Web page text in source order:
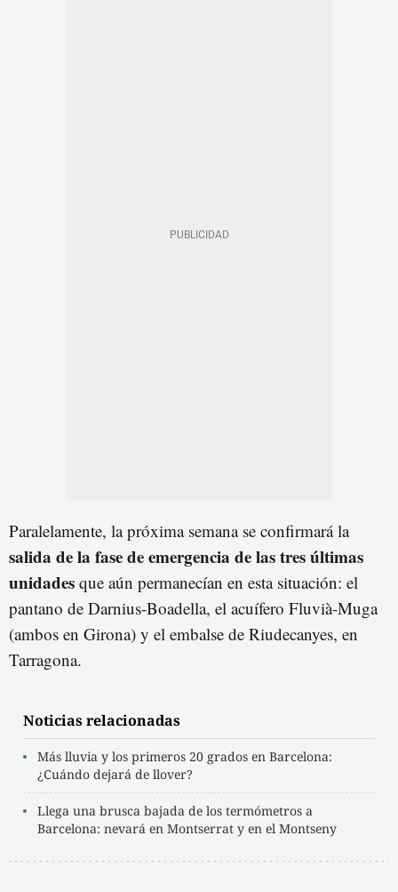
Paralelamente, la próxima semana se confirmará la
salida de la fase de emergencia de las tres últimas
unidades que aún permanecían en esta situación: el
pantano de Darnius-Boadella, el acuífero Fluvià-Muga
(ambos en Girona) y el embalse de Riudecanyes, en
Tarragona.
Noticias relacionadas
Más lluvia y los primeros 20 grados en Barcelona:
¿Cuándo dejará de llover?
Llega una brusca bajada de los termómetros a
Barcelona: nevará en Montserrat y en el Montseny